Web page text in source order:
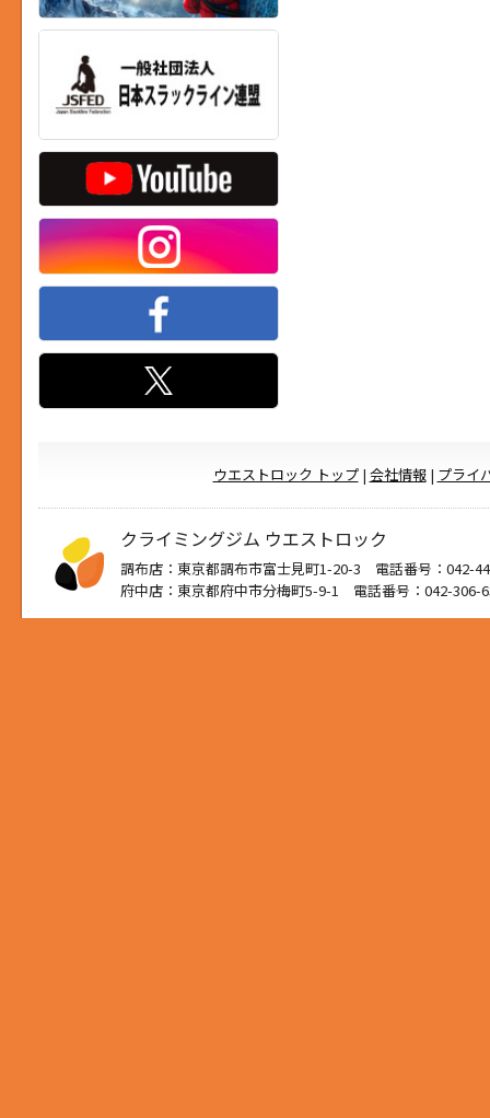
ウエストロック トップ| 会社情報| プライ
クライミングジム ウエストロック
調布店：東京都調布市富士見町1-20-3 電話番号：042-
府中店：東京都府中市分梅町5-9-1 電話番号：042-306-